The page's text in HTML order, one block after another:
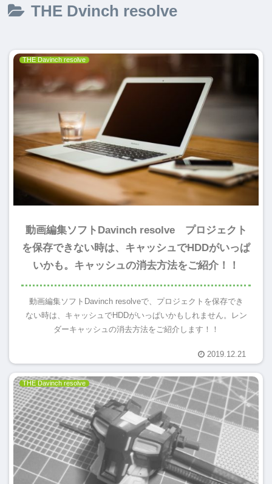
THE Dvinch resolve
THE Davinch resolve
動画編集ソフトDavinch resolve プロジェクト
を保存できない時は、キャッシュでHDDがいっぱ
いかも。キャッシュの消去方法をご紹介！！
動画編集ソフトDavinch resolveで、プロジェクトを保存でき
ない時は、キャッシュでHDDがいっぱいかもしれません。レン
ダーキャッシュの消去方法をご紹介します！！
2019.12.21
THE Davinch resolve